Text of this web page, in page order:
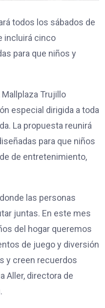
todos los sábados de
incluirá cinco
para que niños y
Mallplaza Trujillo
especial dirigida a toda
La propuesta reunirá
para que niños
de entretenimiento,
las personas
juntas. En este mes
del hogar queremos
de juego y diversión
y creen recuerdos
Aller, directora de